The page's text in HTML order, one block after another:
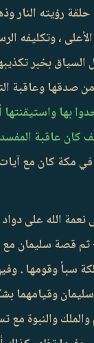
رؤيته النار
، وتكليفه
بخبر
صدقها وعاقبة
بها
كان عاقبة
مكة كان مع آيات
نعمة الله على
ثم قصة سليمان مع
سبأ وقومها .
وقيامهما
والنبوة مع